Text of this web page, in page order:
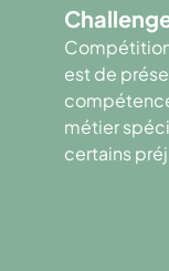
est de
métier
certains